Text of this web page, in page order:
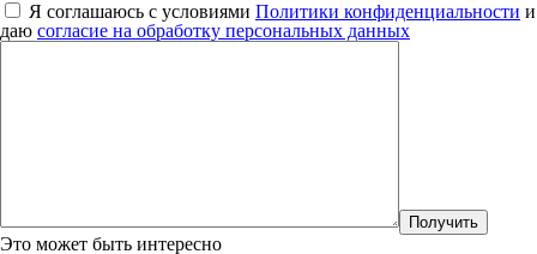
Я соглашаюсь с условиями Политики конфиденциальности и
даю согласие на обработку персональных данных
Это может быть интересно